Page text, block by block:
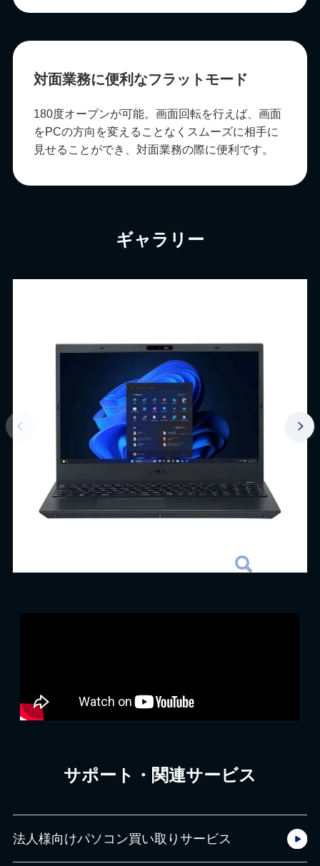
対面業務に便利なフラットモード
180度オープンが可能。画面回転を行えば、画面
をPCの方向を変えることなくスムーズに相手に
見せることができ、対面業務の際に便利です。
ギャラリー
サポート・関連サービス
法人様向けパソコン買い取りサービス